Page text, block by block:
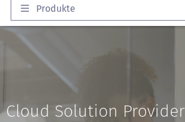
Produkte
Cloud Solution Provider